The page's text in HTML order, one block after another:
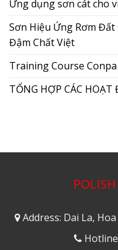
Ứng dụng sơn cát cho
Sơn Hiệu Ứng Rơm
Đậm Chất Việt
Training Course
TỔNG HỢP CÁC
Address: Dai La,